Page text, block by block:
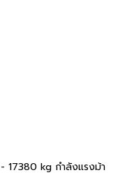
17380 kg กำลังแรงม้า